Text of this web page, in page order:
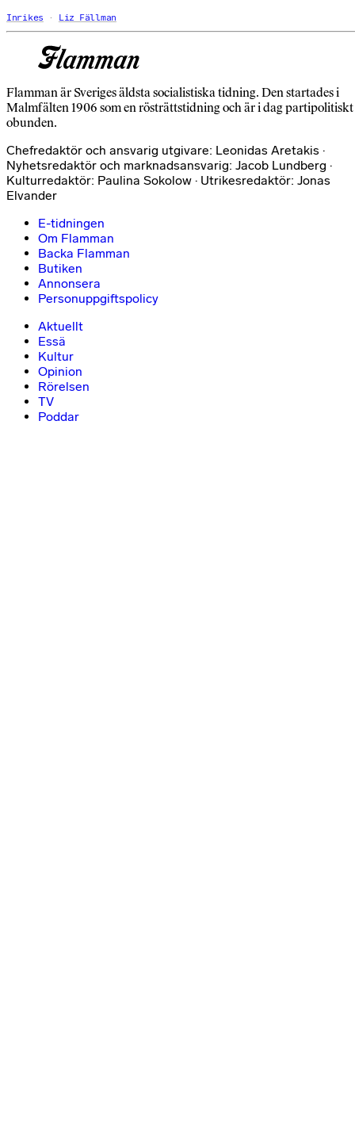
Inrikes Liz Fällman
Flamman är Sveriges äldsta socialistiska tidning. Den startades i
Malmfälten 1906 som en rösträttstidning och är i dag partipolitiskt
obunden.
Chefredaktör och ansvarig utgivare: Leonidas Aretakis ·
Nyhetsredaktör och marknadsansvarig: Jacob Lundberg ·
Kulturredaktör: Paulina Sokolow · Utrikesredaktör: Jonas
Elvander
E-tidningen
Om Flamman
Backa Flamman
Butiken
Annonsera
Personuppgiftspolicy
Aktuellt
Essä
Kultur
Opinion
Rörelsen
TV
Poddar